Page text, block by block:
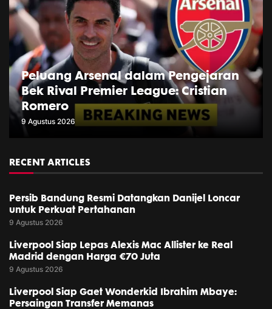
Peluang Arsenal dalam Pengejaran
Bek Rival Premier League: Cristian
Romero
9 Agustus 2026
RECENT ARTICLES
Persib Bandung Resmi Datangkan Danijel Loncar
untuk Perkuat Pertahanan
9 Agustus 2026
Liverpool Siap Lepas Alexis Mac Allister ke Real
Madrid dengan Harga €70 Juta
9 Agustus 2026
Liverpool Siap Gaet Wonderkid Ibrahim Mbaye:
Persaingan Transfer Memanas